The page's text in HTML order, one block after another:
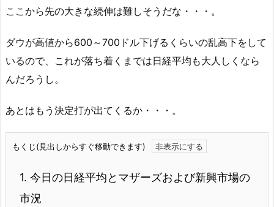
ここから先の大きな続伸は難しそうだな・・・。
ダウが高値から600～700ドル下げるくらいの乱高下をして
いるので、これが落ち着くまでは日経平均も大人しくなら
んだろうし。
あとはもう決定打が出てくるか・・・。
もくじ(見出しからすぐ移動できます)
1. 今日の日経平均とマザーズおよび新興市場の
市況